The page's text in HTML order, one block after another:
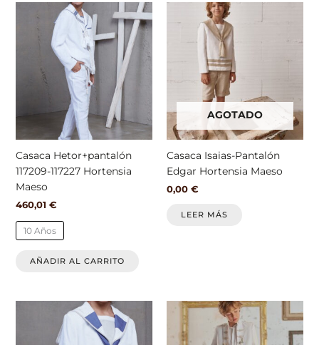
Casaca Hetor+pantalón
117209-117227 Hortensia
Maeso
460,01 €
10 Años
AÑADIR AL CARRITO
Este
producto
múltiples
opciones
se
pueden
página
AGOTADO
Casaca Isaias-Pantalón
Edgar Hortensia Maeso
0,00 €
LEER MÁS
producto